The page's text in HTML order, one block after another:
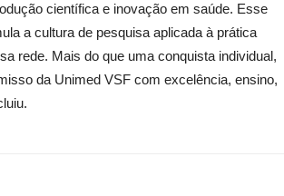
científica e inovação em saúde. Esse
a cultura de pesquisa aplicada à prática
rede. Mais do que uma conquista individual,
da Unimed VSF com excelência, ensino,